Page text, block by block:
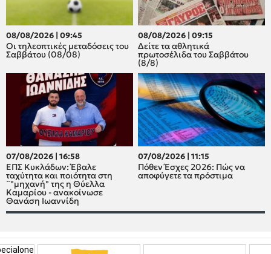
08/08/2026 | 09:45
Οι τηλεοπτικές μεταδόσεις του
Σαββάτου (08/08)
08/08/2026 | 09:15
Δείτε τα αθλητικά
πρωτοσέλιδα του Σαββάτου
(8/8)
07/08/2026 | 16:58
ΕΠΣ Κυκλάδων: Έβαλε
ταχύτητα και ποιότητα στη
¨"μηχανή" της η Θύελλα
Καμαρίου - ανακοίνωσε
Θανάση Ιωαννίδη
07/08/2026 | 11:15
Πόθεν Έσχες 2026: Πώς να
αποφύγετε τα πρόστιμα